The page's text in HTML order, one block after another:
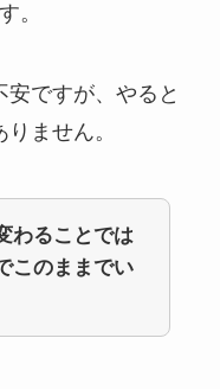
。
ですが、やると
ません。
わることでは
このままでい